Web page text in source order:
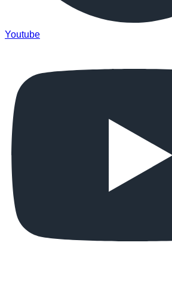
Youtube